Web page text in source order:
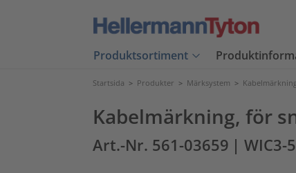
Produktsortiment
Startsida > Produkter > Märksystem > Kabelmärkning
Kabelmärkning, för
Art.-Nr. 561-03659 | WIC3-